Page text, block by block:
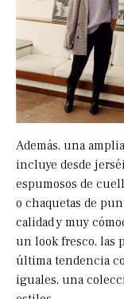
Además, una
incluye desde
espumosos de
o chaquetas de
calidad y muy
un look fresco, las
última tendencia
iguales, una